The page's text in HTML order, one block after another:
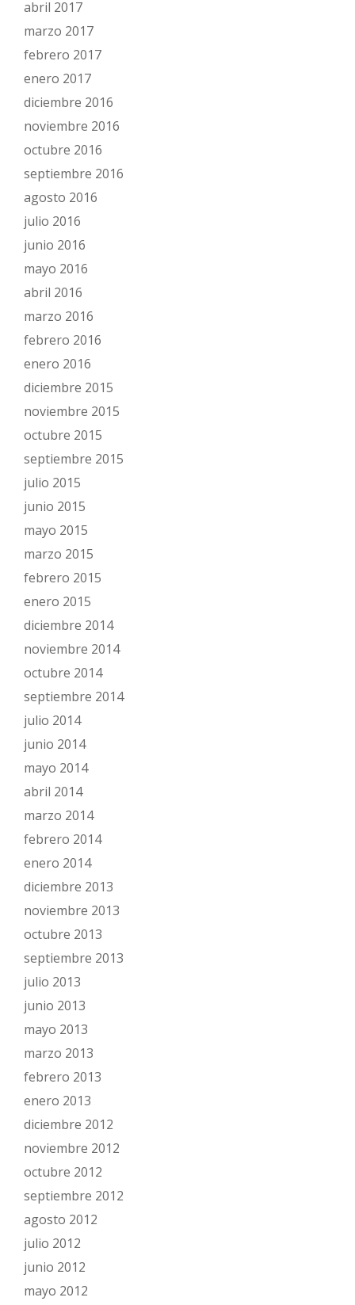
abril 2017
marzo 2017
febrero 2017
enero 2017
diciembre 2016
noviembre 2016
octubre 2016
septiembre 2016
agosto 2016
julio 2016
junio 2016
mayo 2016
abril 2016
marzo 2016
febrero 2016
enero 2016
diciembre 2015
noviembre 2015
octubre 2015
septiembre 2015
julio 2015
junio 2015
mayo 2015
marzo 2015
febrero 2015
enero 2015
diciembre 2014
noviembre 2014
octubre 2014
septiembre 2014
julio 2014
junio 2014
mayo 2014
abril 2014
marzo 2014
febrero 2014
enero 2014
diciembre 2013
noviembre 2013
octubre 2013
septiembre 2013
julio 2013
junio 2013
mayo 2013
marzo 2013
febrero 2013
enero 2013
diciembre 2012
noviembre 2012
octubre 2012
septiembre 2012
agosto 2012
julio 2012
junio 2012
mayo 2012